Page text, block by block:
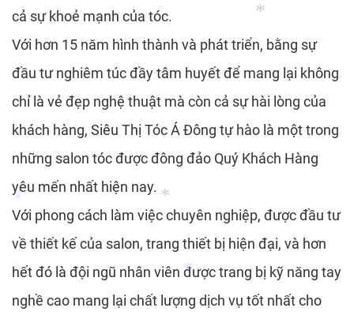
*
*
cả sự khoẻ mạnh của tóc.
Với hơn 15 năm hình thành và phát triển, bằng sự
đầu tư nghiêm túc đầy tâm huyết để mang lại không
chỉ là vẻ đẹp nghệ thuật mà còn cả sự hài lòng của
khách hàng, Siêu Thị Tóc Á Đông tự hào là một trong
những salon tóc được đông đảo Quý Khách Hàng
yêu mến nhất hiện nay.
Với phong cách làm việc chuyên nghiệp, được đầu tư
về thiết kế của salon, trang thiết bị hiện đại, và hơn
hết đó là đội ngũ nhân viên được trang bị kỹ năng tay
nghề cao mang lại chất lượng dịch vụ tốt nhất cho